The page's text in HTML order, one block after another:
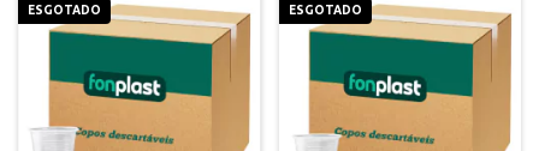
ESGOTADO ESGOTADO